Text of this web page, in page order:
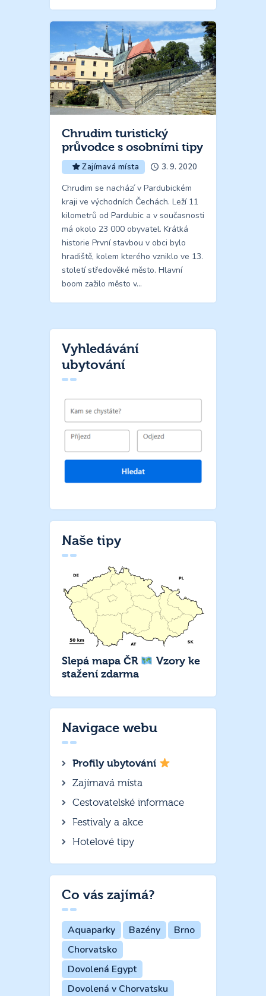
Chrudim turistický
průvodce s osobními tipy
Zajímavá místa 3. 9. 2020
Chrudim se nachází v Pardubickém
kraji ve východních Čechách. Leží 11
kilometrů od Pardubic a v současnosti
má okolo 23 000 obyvatel. Krátká
historie První stavbou v obci bylo
hradiště, kolem kterého vzniklo ve 13.
století středověké město. Hlavní
boom zažilo město v…
Vyhledávání
ubytování
Naše tipy
Slepá mapa ČR
Vzory ke
stažení zdarma
Navigace webu
Profily ubytování
Zajímavá místa
Cestovatelské informace
Festivaly a akce
Hotelové tipy
Co vás zajímá?
Aquaparky Bazény
Brno
Chorvatsko
Dovolená Egypt
Dovolená v Chorvatsku